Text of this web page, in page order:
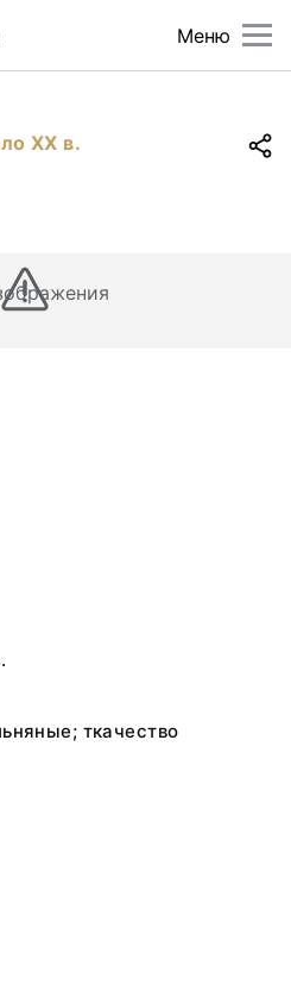
Меню
ХХ в.
ткачество